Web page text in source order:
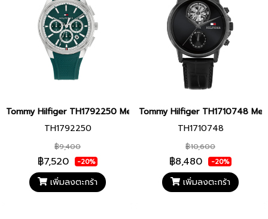
Tommy Hilfiger TH1792250 Men watch นาฬิกาข้อมือ นาฬิกา ผู้ชาย
TH1792250
฿9,400
฿7,520 -20%
เพิ่มลงตะกร้า
Tommy Hilfiger TH1710748
TH1710748
฿10,600
฿8,480 -20%
เพิ่มลงตะกร้า